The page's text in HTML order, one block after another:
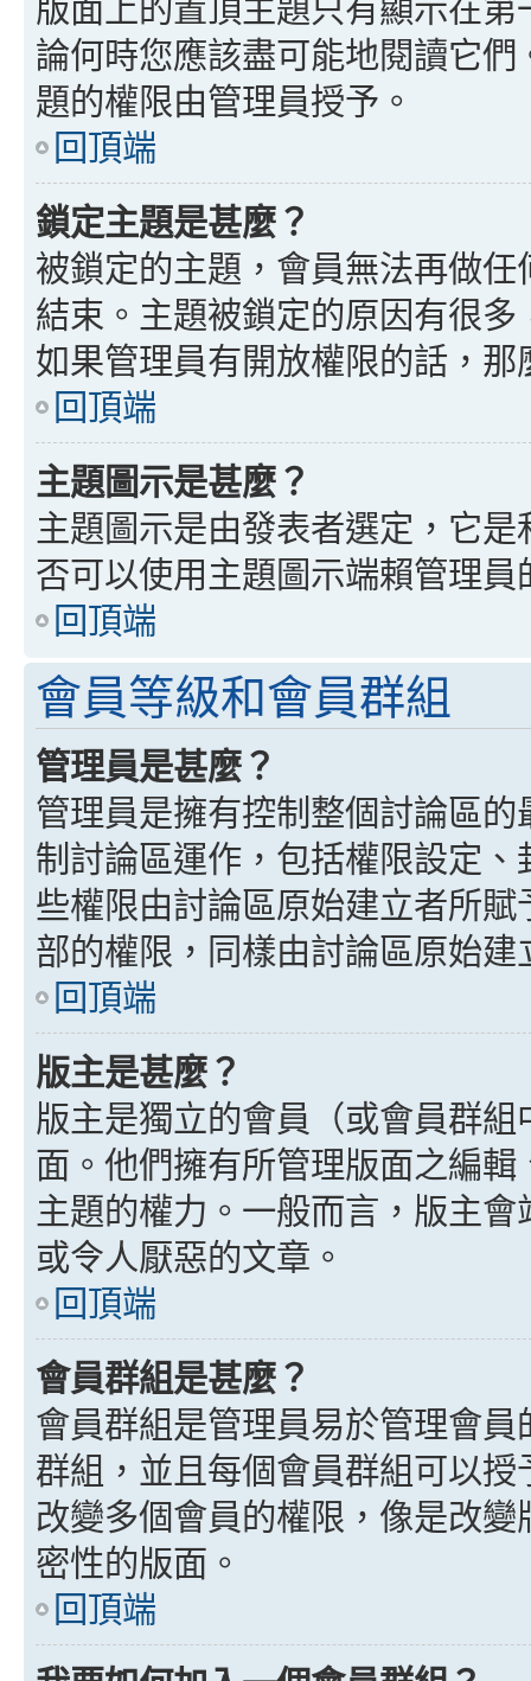
版面上的置頂主題只有顯示在
論何時您應該盡可能地閱讀它
題的權限由管理員授予。
回頂端
鎖定主題是甚麼？
被鎖定的主題，會員無法再做
結束。主題被鎖定的原因有很
如果管理員有開放權限的話，
回頂端
主題圖示是甚麼？
主題圖示是由發表者選定，它
否可以使用主題圖示端賴管理員
回頂端
會員等級和會員群組
管理員是甚麼？
管理員是擁有控制整個討論區
制討論區運作，包括權限設定
些權限由討論區原始建立者所
部的權限，同樣由討論區原始建
回頂端
版主是甚麼？
版主是獨立的會員（或會員群
面。他們擁有所管理版面之編
主題的權力。一般而言，版主
或令人厭惡的文章。
回頂端
會員群組是甚麼？
會員群組是管理員易於管理會
群組，並且每個會員群組可以
改變多個會員的權限，像是改
密性的版面。
回頂端